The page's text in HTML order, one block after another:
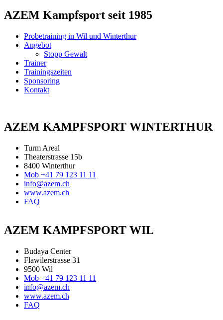
AZEM Kampfsport seit 1985
Probetraining in Wil und Winterthur
Angebot
Stopp Gewalt
Trainer
Trainingszeiten
Sponsoring
Kontakt
AZEM KAMPFSPORT WINTERTHUR
Turm Areal
Theaterstrasse 15b
8400 Winterthur
Mob +41 79 123 11 11
info@azem.ch
www.azem.ch
FAQ
AZEM KAMPFSPORT WIL
Budaya Center
Flawilerstrasse 31
9500 Wil
Mob +41 79 123 11 11
info@azem.ch
www.azem.ch
FAQ